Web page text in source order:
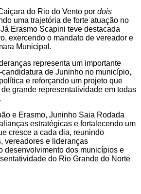
do Rio do Vento por dois
uma trajetória de forte atuação no
Erasmo Scapini teve destacada
exercendo o mandato de vereador e
Municipal.
representa um importante
de Juninho no município,
e reforçando um projeto que
grande representatividade em todas
e Erasmo, Juninho Saia Rodada
estratégicas e fortalecendo um
cresce a cada dia, reunindo
vereadores e lideranças
desenvolvimento dos municípios e
do Rio Grande do Norte